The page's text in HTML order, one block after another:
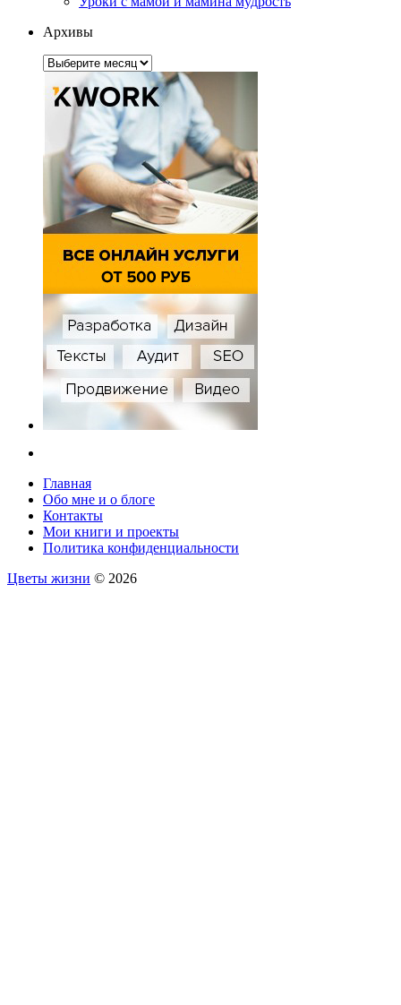
Архивы
Архивы
Главная
Обо мне и о блоге
Контакты
Мои книги и проекты
Политика конфиденциальности
Цветы жизни © 2026